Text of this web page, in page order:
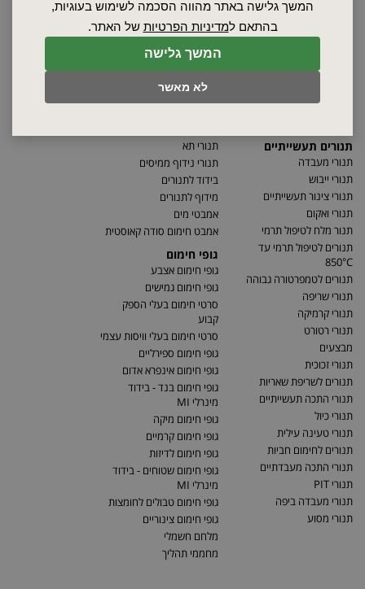
המשך גלישה
לא מאשר
המשך גלישה באתר מהווה הסכמה לשימוש בעוגיות,
בהתאם למדיניות הפרטיות של האתר.
הצהרת נגישות
תנורים תעשייתיים
תנורי מעבדה
תנורי ייבוש
תנורי צינור תעשייתיים
תנורי ואקום
תנור מלח לטיפול תרמי
תנורים לטיפול תרמי עד
850°C
תנורים לטמפרטורה גבוהה
תנורי שריפה
תנורי קרמיקה
תנורי רטורט
מבצעים
תנורי זכוכית
תנורים לשריפת שאריות
תנורי התכה תעשייתיים
תנורי כיול
תנורי טעינה עילית
תנורים לחימום חביות
תנורי התכה מעבדתיים
תנורי PIT
תנורי מעבדה ביפה
תנורי מסוע
תנורי תא
תנורי נידוף ממיסים
בידוד לתנורים
מידוף לתנורים
אמבטי מים
אמבט חימום סודה קאוסטית
גופי חימום
גופי חימום אצבע
גופי חימום גמישים
סרטי חימום בעלי הספק
קבוע
סרטי חימום בעלי וויסות עצמי
גופי חימום ספירליים
גופי חימום אינפרא אדום
גופי חימום בנד - בידוד
מינרלי MI
גופי חימום מיקה
גופי חימום קרמיים
גופי חימום לדיזות
גופי חימום שטוחים - בידוד
מינרלי MI
גופי חימום טבולים לחומצות
גופי חימום צינוריים
מלחם חשמלי
מחממי תהליך